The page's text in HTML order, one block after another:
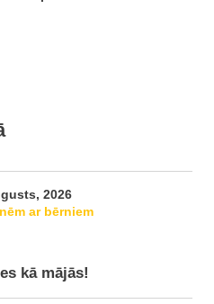
2026
ar bērniem
kā mājās!